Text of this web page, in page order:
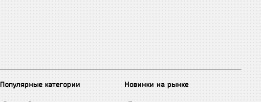
Популярные категории Новинки на рынке